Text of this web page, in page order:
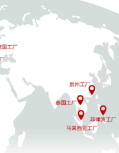
到了顶峰。有人怀疑它的
信任危机下，一切情绪都
。Facebook的市值自从指
直糟糕。
发生了严重的数据泄
信息被商业公司利用建立成
大选。